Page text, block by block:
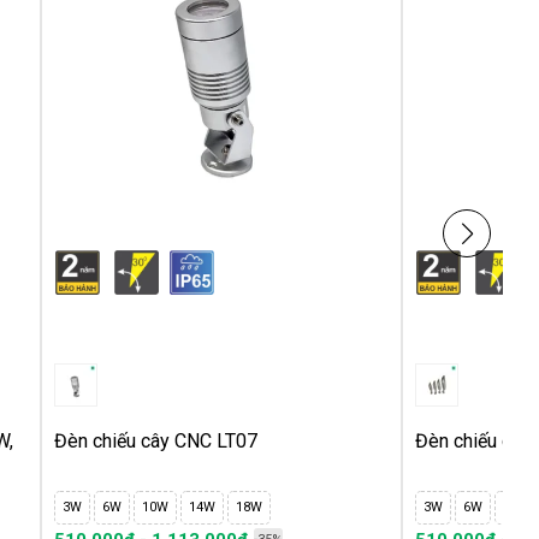
Đèn chiếu cây CNC LT07
3W 6W 10W 14W 18W
Đèn chiếu cây
3W 6W